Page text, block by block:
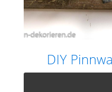
DIY